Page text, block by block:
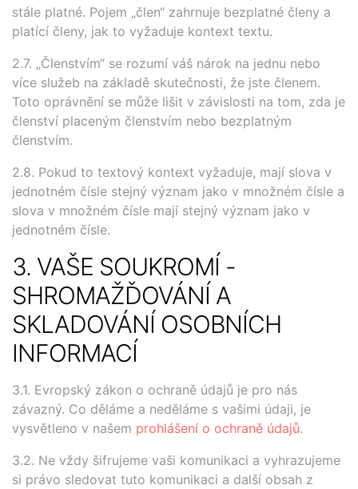
stále platné. Pojem „člen“ zahrnuje bezplatné členy a
platící členy, jak to vyžaduje kontext textu.
2.7. „Členstvím“ se rozumí váš nárok na jednu nebo
více služeb na základě skutečnosti, že jste členem.
Toto oprávnění se může lišit v závislosti na tom, zda je
členství placeným členstvím nebo bezplatným
členstvím.
2.8. Pokud to textový kontext vyžaduje, mají slova v
jednotném čísle stejný význam jako v množném čísle a
slova v množném čísle mají stejný význam jako v
jednotném čísle.
3. VAŠE SOUKROMÍ -
SHROMAŽĎOVÁNÍ A
SKLADOVÁNÍ OSOBNÍCH
INFORMACÍ
3.1. Evropský zákon o ochraně údajů je pro nás
závazný. Co děláme a neděláme s vašimi údaji, je
vysvětleno v našem prohlášení o ochraně údajů.
3.2. Ne vždy šifrujeme vaši komunikaci a vyhrazujeme
si právo sledovat tuto komunikaci a další obsah z